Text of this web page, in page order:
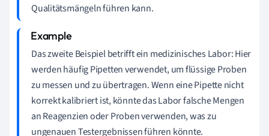
Qualitätsmängeln führen kann.
Das zweite Beispiel betrifft ein medizinisches Labor: Hier
werden häufig Pipetten verwendet, um flüssige Proben
zu messen und zu übertragen. Wenn eine Pipette nicht
korrekt kalibriert ist, könnte das Labor falsche Mengen
an Reagenzien oder Proben verwenden, was zu
ungenauen Testergebnissen führen könnte.